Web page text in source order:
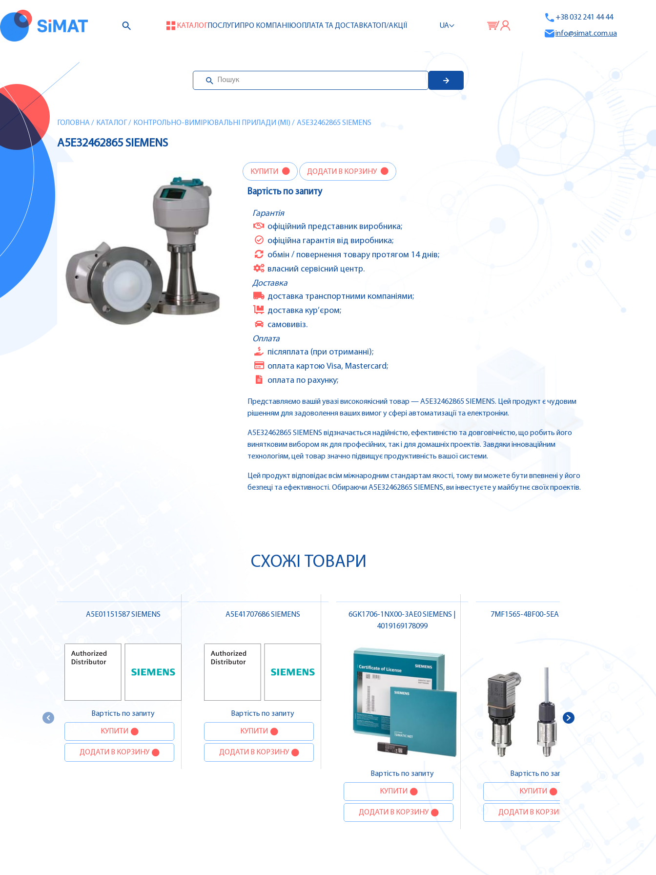
КАТАЛОГПОСЛУГИ ПРО КОМПАНІЮОПЛАТА ТА ДОСТАВКАТОП/АКЦІЇ UA
+38 032 241 44 44
info@simat.com.ua
ГОЛОВНА/ КАТАЛОГ / КОНТРОЛЬНО-ВИМІРЮВАЛЬНІ ПРИЛАДИ (MI) / A5E32462865 SIEMENS
A5E32462865 SIEMENS
КУПИТИ ДОДАТИ В КОРЗИНУ
Вартість по запиту
Гарантія
офіційний представник виробника;
офіційна гарантія від виробника;
обмін / повернення товару протягом 14 днів;
власний сервісний центр.
Доставка
доставка транспортними компаніями;
доставка кур’єром;
самовивіз.
Оплата
післяплата (при отриманні);
оплата картою Visa, Mastercard;
оплата по рахунку;
Представляємо вашій увазі високоякісний товар — A5E32462865 SIEMENS. Цей продукт є чудовим
рішенням для задоволення ваших вимог у сфері автоматизації та електроніки.
A5E32462865 SIEMENS відзначається надійністю, ефективністю та довговічністю, що робить його
винятковим вибором як для професійних, так і для домашніх проектів. Завдяки інноваційним
технологіям, цей товар значно підвищує продуктивність вашої системи.
Цей продукт відповідає всім міжнародним стандартам якості, тому ви можете бути впевнені у його
безпеці та ефективності. Обираючи A5E32462865 SIEMENS, ви інвестуєте у майбутнє своїх проектів.
СХОЖІ ТОВАРИ
A5E01151587 SIEMENS
Вартість по запиту
КУПИТИ
ДОДАТИ В КОРЗИНУ
A5E41707686 SIEMENS
Вартість по запиту
КУПИТИ
ДОДАТИ В КОРЗИНУ
6GK1706-1NX00-3AE0 SIEMENS |
4019169178099
Вартість по запиту
КУПИТИ
ДОДАТИ В КОРЗИНУ
7MF1565-4BF00-5EA1 SIEMENS
Вартість по запиту
КУПИТИ
ДОДАТИ В КОРЗИНУ